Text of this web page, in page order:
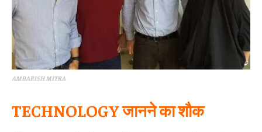
AMBARISH MITRA
TECHNOLOGY जानने का शौक